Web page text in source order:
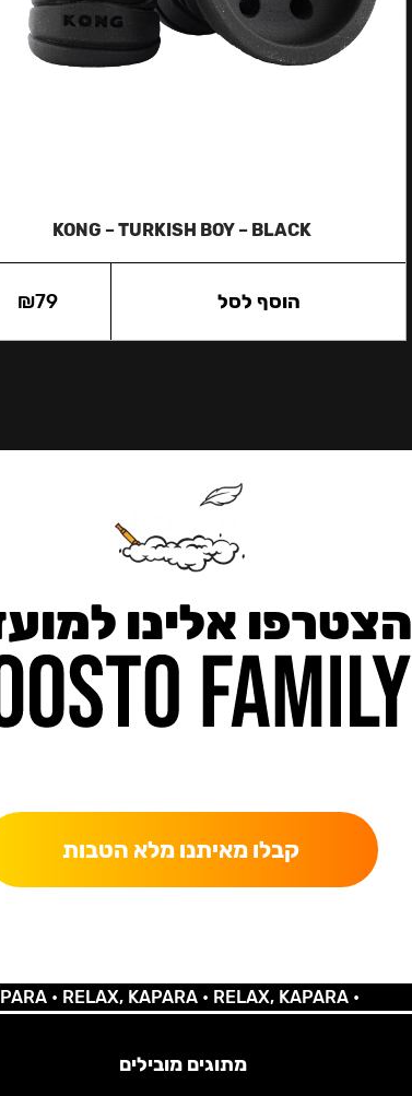
KONG – TURKISH BOY – BLACK
₪79 הוסף לסל
הצטרפו אלינו
קבלו מאיתנו מלא הטבות
•RELAX, KAPARA •RELAX, KAPARA •
מתוגים מובילים